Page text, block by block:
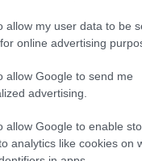
allow my user data to be
online advertising
allow Google to send me
advertising.
allow Google to enable
analytics like cookies on